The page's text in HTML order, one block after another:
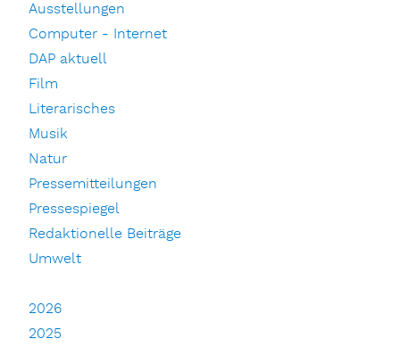
Ausstellungen
Computer - Internet
DAP aktuell
Film
Literarisches
Musik
Natur
Pressemitteilungen
Pressespiegel
Redaktionelle Beiträge
Umwelt
2026
2025